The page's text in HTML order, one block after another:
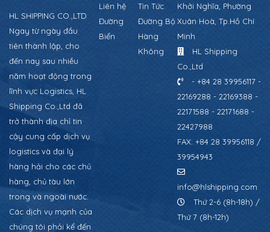
HL SHIPPING CO.,LTD
Ngay từ ngày đầu
tiên thành lập, cho
đến nay sau nhiều
năm hoạt động trong
lĩnh vực Logistics, HL
Shipping Co.,Ltd đã
trở thành địa chỉ tin
cậy cung cấp dịch vụ
logistics và đại lý
hàng hải cho các chủ
hàng, chủ tàu lớn
trong và ngoài nước.
Các dịch vụ mạnh của
chúng tôi phải kể đến
Liên hệ
Tin Tức
Đường
Biển
Đường Bộ
Hàng
Không
Khởi Nghĩa, Phường
Xuân Hoà, Tp.Hồ Chí
Minh
HL Shipping
Co.,Ltd
- +84 28 39956117 -
22169288 - 22169388 -
22171588 - 22171688 -
22427988
FAX: +84 28 39956118 /
39954943
info@hlshipping.com
Thứ 2-6 (8h-18h) /
Thứ 7 (8h-12h)